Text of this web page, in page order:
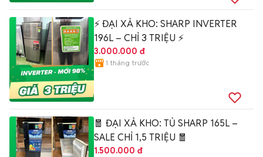
⚡ ĐẠI XẢ KHO: SHARP INVERTER
196L – CHỈ 3 TRIỆU ⚡
3.000.000 đ
1 tháng trước
🧧 ĐẠI XẢ KHO: TỦ SHARP 165L –
SALE CHỈ 1,5 TRIỆU 🧧
1.500.000 đ